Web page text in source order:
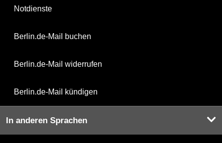
Notdienste
Berlin.de-Mail buchen
Berlin.de-Mail widerrufen
Berlin.de-Mail kündigen
In anderen Sprachen